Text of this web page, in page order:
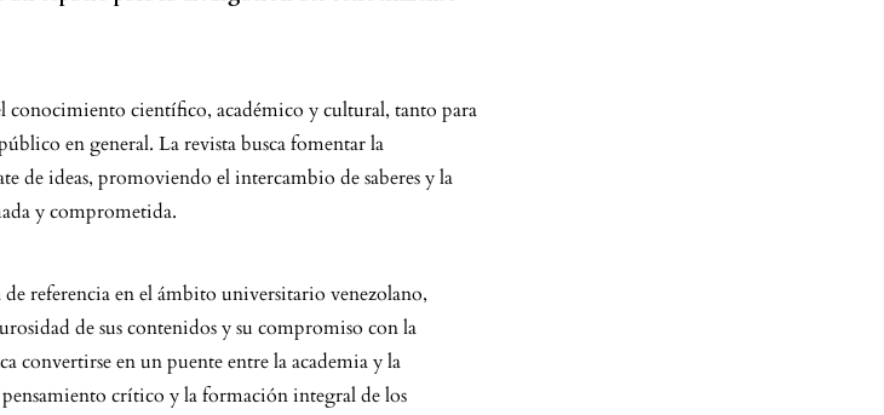
conocimiento científico, académico y cultural, tanto para
en general. La revista busca fomentar la
de ideas, promoviendo el intercambio de saberes y la
y comprometida.
referencia en el ámbito universitario venezolano,
de sus contenidos y su compromiso con la
convertirse en un puente entre la academia y la
crítico y la formación integral de los